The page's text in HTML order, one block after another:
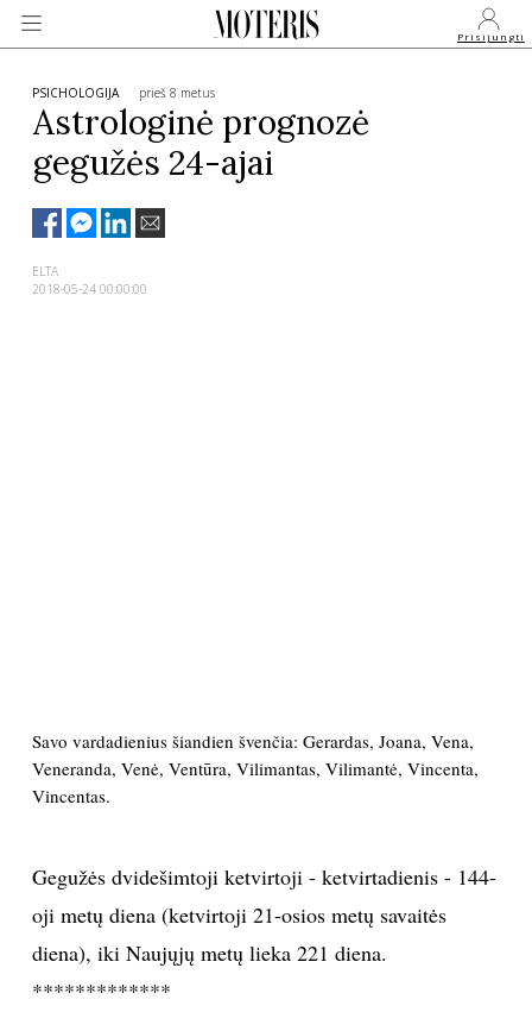
Prisijungti
VEIDAI
MONARCHIJA
POLITIKA
LAISVALAIKIS
PSICHOLOGIJA prieš 8 metus
Astrologinė prognozė
gegužės 24-ajai
ELTA
2018-05-24 00:00:00
Savo vardadienius šiandien švenčia: Gerardas, Joana, Vena,
Veneranda, Venė, Ventūra, Vilimantas, Vilimantė, Vincenta,
Vincentas.
Gegužės dvidešimtoji ketvirtoji - ketvirtadienis - 144-
oji metų diena (ketvirtoji 21-osios metų savaitės
diena), iki Naujųjų metų lieka 221 diena.
*************